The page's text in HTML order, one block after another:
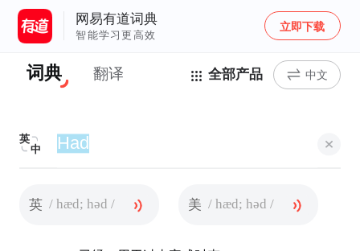
网易有道词典
智能学习更高效
立即下载
词典 翻译 全部产品 中文
英
中
英 / hæd; həd / 美 / hæd; həd /